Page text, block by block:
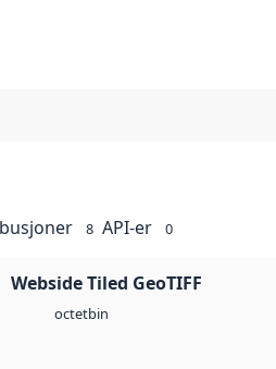
8 API-er 0
Webside Tiled GeoTIFF
octetbin